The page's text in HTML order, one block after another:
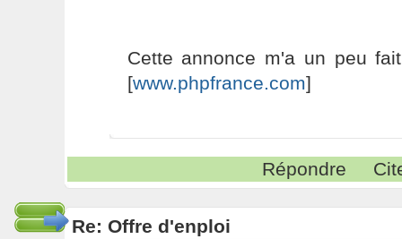
Cette annonce m'a un peu
[www.phpfrance.com]
Répondre
Re: Offre d'enploi